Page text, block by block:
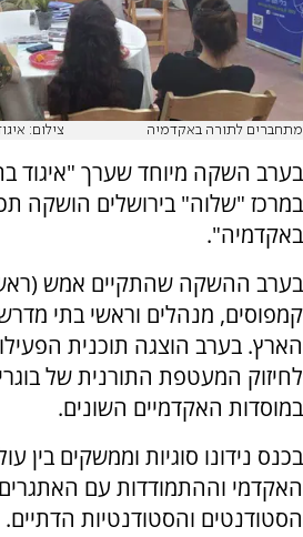
מתחברים לתורה באקדמיה צילום:
בערב השקה מיוחד שערך "איגוד
במרכז "שלוה" בירושלים הושקה
באקדמיה".
בערב ההשקה שהתקיים אמש
קמפוסים, מנהלים וראשי בתי
הארץ. בערב הוצגה תוכנית
לחיזוק המעטפת התורנית של
במוסדות האקדמיים השונים.
בכנס נידונו סוגיות וממשקים בין
האקדמי וההתמודדות עם
הסטודנטים והסטודנטיות הדתיים.